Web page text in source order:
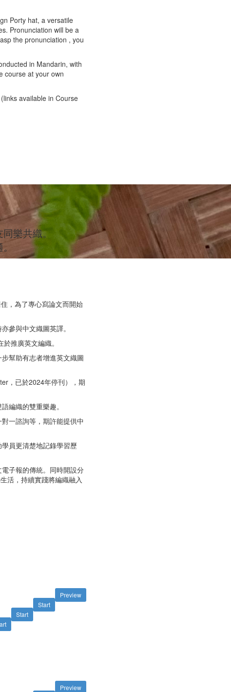
Porty hat, a versatile
Pronunciation will be a
the pronunciation , you
in Mandarin, with
course at your own
available in Course
樂共織。
，為了專心寫論文而開始
參與中文織圖英譯。
推廣英文編織。
幫助有志者增進英文織圖
，已於2024年停刊），期
編織的雙重樂趣。
一諮詢等，期許能提供中
員更清楚地記錄學習歷
子報的傳統。同時開設分
活，持續實踐將編織融入
Preview
Start
Start
Preview